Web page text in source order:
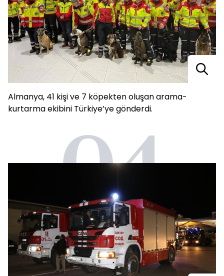
Almanya, 41 kişi ve 7 köpekten oluşan arama-
kurtarma ekibini Türkiye’ye gönderdi.
04